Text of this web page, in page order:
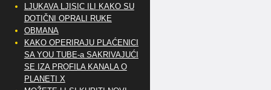
LJUKAVA LJISIC ILI KAKO SU
DOTIČNI OPRALI RUKE
OBMANA
KAKO OPERIRAJU PLAĆENICI
SA YOU TUBE-a SAKRIVAJUĆI
SE IZA PROFILA KANALA O
PLANETI X